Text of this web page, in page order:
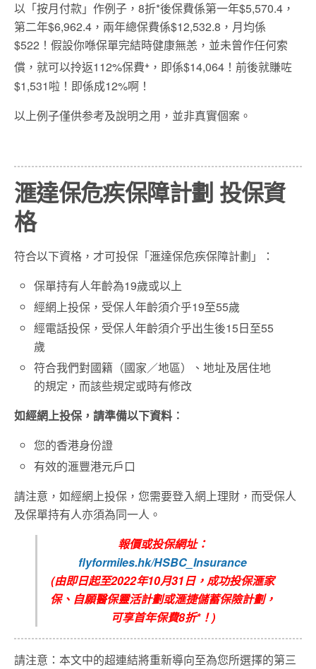
以「按月付款」作例子，8折*後保費係第一年$5,570.4，
第二年$6,962.4，兩年總保費係$12,532.8，月均係
$522！假設你喺保單完結時健康無恙，並未曾作任何索
償，就可以拎返112%保費+ ，即係$14,064！前後就賺咗
$1,531啦！即係成12%啊！
以上例子僅供参考及說明之用，並非真實個案。
滙達保危疾保障計劃 投保資
格
符合以下資格，才可投保「滙達保危疾保障計劃」：
保單持有人年齡為19歲或以上
經網上投保，受保人年齡須介乎19至55歲
經電話投保，受保人年齡須介乎出生後15日至55
歲
符合我們對國籍（國家／地區）、地址及居住地
的規定，而該些規定或時有修改
如經網上投保，請準備以下資料︰
您的香港身份證
有效的滙豐港元戶口
請注意，如經網上投保，您需要登入網上理財，而受保人
及保單持有人亦須為同一人。
報價或投保網址：
flyformiles.hk/HSBC_Insurance
(由即日起至2022年10月31日，成功投保滙家
保、自願醫保靈活計劃或滙捷儲蓄保險計劃，
可享首年保費8折*！)
請注意：本文中的超連結將重新導向至為您所選擇的第三